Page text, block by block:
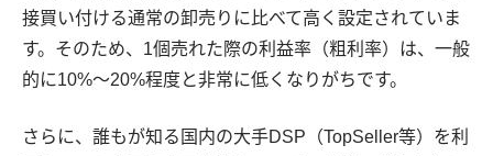
接買い付ける通常の卸売りに比べて高く設定されていま
す。そのため、1個売れた際の利益率（粗利率）は、一般
的に10%〜20%程度と非常に低くなりがちです。
さらに、誰もが知る国内の大手DSP（TopSeller等）を利